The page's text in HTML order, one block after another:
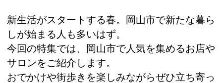
新生活がスタートする春。岡山市で新たな暮ら
しが始まる人も多いはず。
今回の特集では、岡山市で人気を集めるお店や
サロンをご紹介します。
おでかけや街歩きを楽しみながらぜひ立ち寄っ